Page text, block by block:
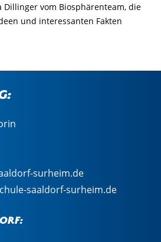
Dillinger vom Biosphärenteam, die
und interessanten Fakten
surheim.de
saaldorf-surheim.de